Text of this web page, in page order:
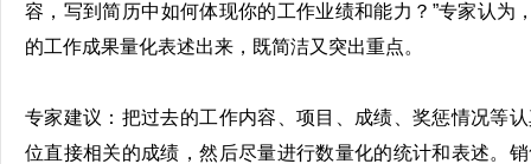
容，写到简历中如何体现你的工作业绩和能力？”专家认为
的工作成果量化表述出来，既简洁又突出重点。
专家建议：把过去的工作内容、项目、成绩、奖惩情况等
位直接相关的成绩，然后尽量进行数量化的统计和表述。